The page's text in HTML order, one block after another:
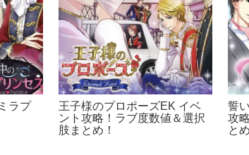
め！
ズ
幕末維新 天翔ける恋 攻略まと
め！ばくてん！
イ
め